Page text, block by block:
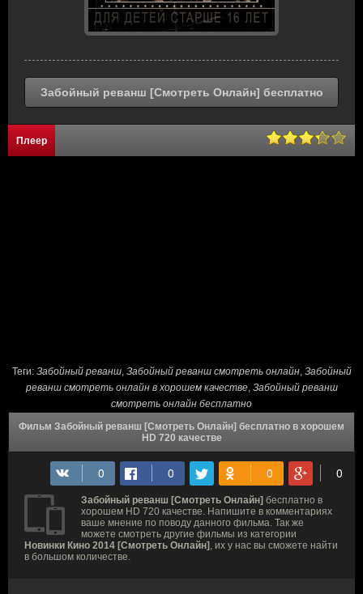
Забойный реванш [Смотреть Онлайн] бесплатно
Плеер
Теги: Забойный реванш, Забойный реванш смотреть онлайн, Забойный
реванш смотреть онлайн в хорошем качестве, Забойный реванш
смотреть онлайн бесплатно
Фильм Забойный реванш [Смотреть Онлайн] бесплатно в хорошем
HD 720 качестве
Забойный реванш [Смотреть Онлайн] бесплатно в
хорошем HD 720 качестве. Напишите в комментариях
ваше мнение по поводу данного фильма. Так же
можете смотреть другие фильмы из категории
Новинки Кино 2014 [Смотреть Онлайн] , их у нас вы сможете найти
в большом количестве.